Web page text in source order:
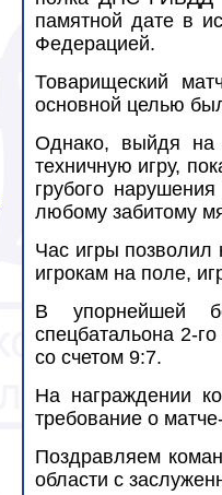
памятной дате в
Федерацией.
Товарищеский
основной целью
Однако, выйдя на
техничную игру,
грубого
любому забитому
Час игры позволил
игрокам на поле,
В упорнейшей
спецбатальона 2-
со счетом 9:7.
На награждении
требование о
Поздравляем
области с